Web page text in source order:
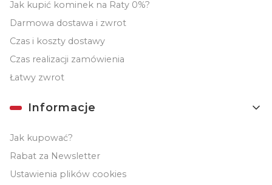
Jak kupić kominek na Raty 0%?
Darmowa dostawa i zwrot
Czas i koszty dostawy
Czas realizacji zamówienia
Łatwy zwrot
Informacje
Jak kupować?
Rabat za Newsletter
Ustawienia plików cookies